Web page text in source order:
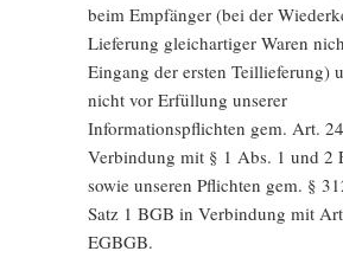
beim Empfänger (bei der
Lieferung gleichartiger Waren
Eingang der ersten Teillieferung)
nicht vor Erfüllung unserer
Informationspflichten gem. Art.
Verbindung mit § 1 Abs. 1 und 2
sowie unseren Pflichten gem. §
Satz 1 BGB in Verbindung mit
EGBGB.